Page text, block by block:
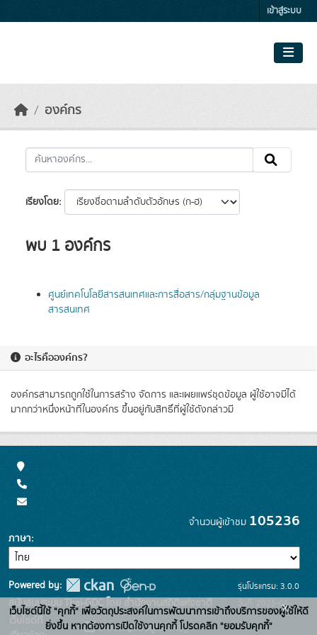
เข้าสู่ระบบ
องค์กร
อะไรคือองค์กร?
องค์กรสามารถถูกใช้ในการสร้าง จัดการ และเผยแพร่ชุดข้อมูล ผู้ใช้อาจมีได้
มากกว่าหนึ่งหน้าที่ในองค์กร ขึ้นอยู่กับสิทธิ์ที่ผู้ใช้ดังกล่าวมี
เรียงโดย
พบ 1 องค์กร
ศูนย์เทคโนโลยีสารสนเทศและการสื่อสาร/กลุ่มฐานข้อมูล
สารสนเทศ
จำนวนผู้เข้าชม 105236
ภาษา
Powered by:
สนับสนุนระบบ Thai-GDC โดย สำนักงานสถิติแห่งชาติ
เว็บไซต์ที่
ระบบบัญชีข้อมูลภาครัฐ
รุ่นโปรแกรม: 3.0.0
วันที่: 2025-06-
26
เว็บไซต์นี้ใช้ "คุกกี้" เพื่อวัตถุประสงค์ในการพัฒนาการเข้าถึงบริการของผู้ใช้ให้ดี
ยิ่งขึ้น หากต้องการเปิดใช้งานคุกกี้ โปรดคลิก "ยอมรับคุกกี้"
x